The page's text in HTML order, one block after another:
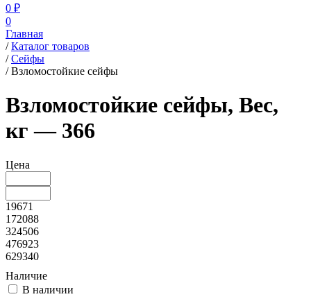
0 ₽
0
Главная
/ Каталог товаров
/ Сейфы
/ Взломостойкие сейфы
Взломостойкие сейфы, Вес,
кг — 366
Цена
19671
172088
324506
476923
629340
Наличие
В наличии